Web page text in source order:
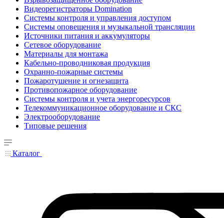
Видеорегистраторы Domination
Системы контроля и управления доступом
Системы оповещения и музыкальной трансляции
Источники питания и аккумуляторы
Сетевое оборудование
Материалы для монтажа
Кабельно-проводниковая продукция
Охранно-пожарные системы
Пожаротушение и огнезащита
Противопожарное оборудование
Системы контроля и учета энергоресурсов
Телекоммуникационное оборудование и СКС
Электрооборудование
Типовые решения
Каталог